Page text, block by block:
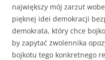
największy mój zarzut
pięknej idei demokracji
demokrata, który chce
by zapytać zwolennika
bojkotu tego konkretnego